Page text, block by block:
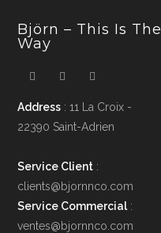
Björn – This Is The
Way
Address : 11 La Croix -
22390 Saint-Adrien
Service Client :
clients@bjornnco.com
Service Commercial:
ventes@bjornnco.com